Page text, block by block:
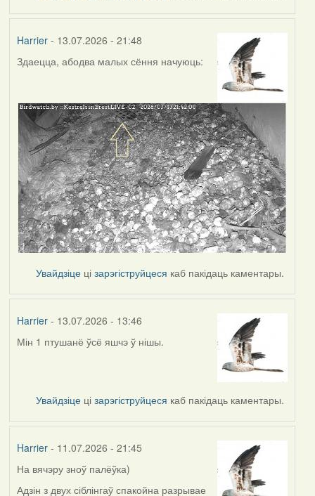
Harrier- 13.07.2026 - 21:48
Здаецца, абодва малых сёння начуюць:
Увайдзіце цізарэгіструйцеся каб пакідаць каментары.
Harrier- 13.07.2026 - 13:46
Мін 1 птушанё ўсё яшчэ ў нішы.
Увайдзіце цізарэгіструйцеся каб пакідаць каментары.
Harrier- 11.07.2026 - 21:45
На вячэру зноў палёўка)
Адзін з двух сіблінгаў спакойна разрывае